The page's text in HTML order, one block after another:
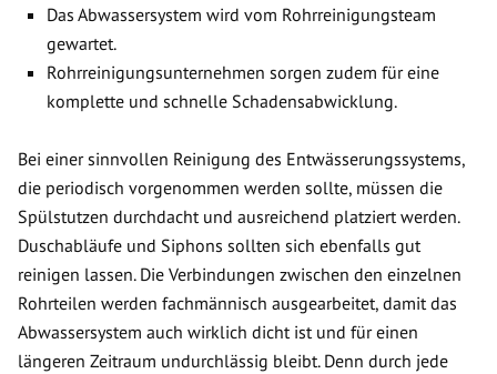
Das Abwassersystem wird vom Rohrreinigungsteam
gewartet.
Rohrreinigungsunternehmen sorgen zudem für eine
komplette und schnelle Schadensabwicklung.
Bei einer sinnvollen Reinigung des Entwässerungssystems,
die periodisch vorgenommen werden sollte, müssen die
Spülstutzen durchdacht und ausreichend platziert werden.
Duschabläufe und Siphons sollten sich ebenfalls gut
reinigen lassen. Die Verbindungen zwischen den einzelnen
Rohrteilen werden fachmännisch ausgearbeitet, damit das
Abwassersystem auch wirklich dicht ist und für einen
längeren Zeitraum undurchlässig bleibt. Denn durch jede